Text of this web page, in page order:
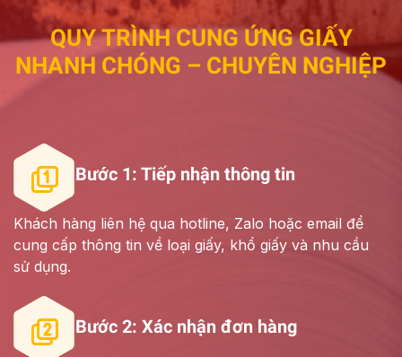
QUY TRÌNH CUNG ỨNG GIẤY
NHANH CHÓNG – CHUYÊN NGHIỆP
Bước 1: Tiếp nhận thông tin
Khách hàng liên hệ qua hotline, Zalo hoặc email để
cung cấp thông tin về loại giấy, khổ giấy và nhu cầu
sử dụng.
Bước 2: Xác nhận đơn hàng